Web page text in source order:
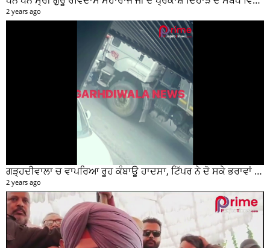
2 years ago
ਗੜ੍ਹਦੀਵਾਲਾ ਚ ਵਾਪਰਿਆ ਰੂਹ ਕੰਬਾਊ ਹਾਦਸਾ, ਟਿੱਪਰ ਨੇ ਦੋ ਸਕੇ ਭਰਾਵਾਂ ਨੂੰ ਕੁਚਲਿਆ, ਸੀਸੀਟੀਵੀ ਫੁਟੇਜ ਵੀ ਆਈ ਸਾਹਮਣੇ
2 years ago